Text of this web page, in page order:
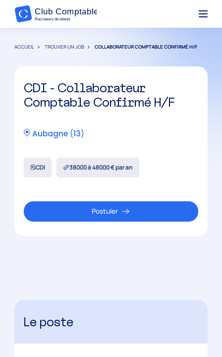
ACCUEIL TROUVER UN JOB COLLABORATEUR COMPTABLE CONFIRMÉ H/F
CDI - Collaborateur
Comptable Confirmé H/F
Aubagne(13)
CDI 38000 à 48000 € par an
Postuler
Le poste